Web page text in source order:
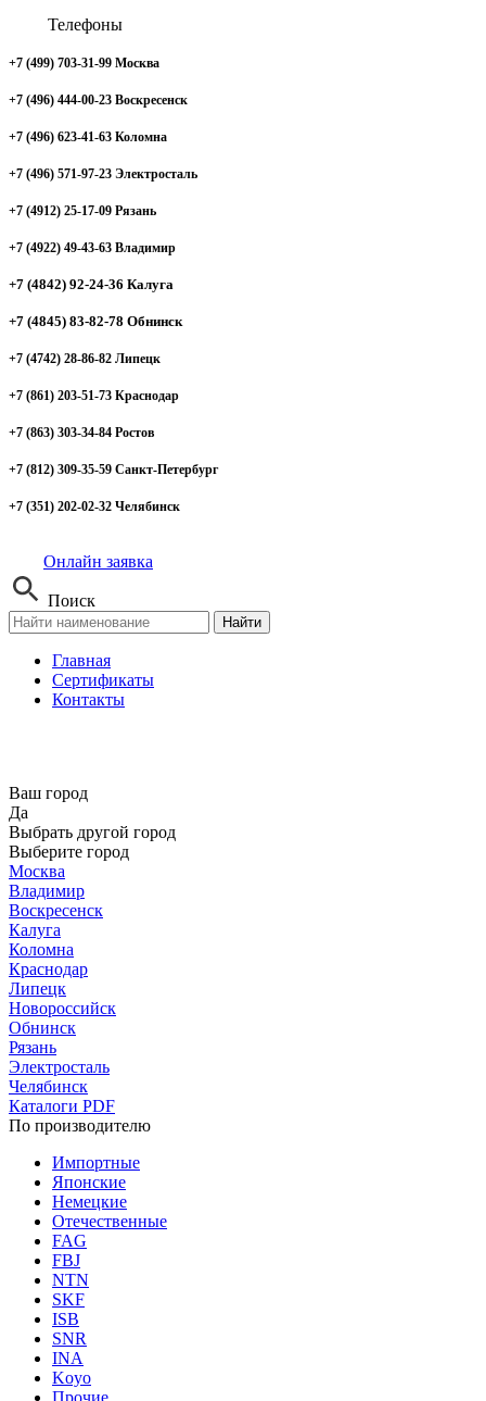
Телефоны
+7 (499) 703-31-99 Москва
+7 (496) 444-00-23 Воскресенск
+7 (496) 623-41-63 Коломна
+7 (496) 571-97-23 Электросталь
+7 (4912) 25-17-09 Рязань
+7 (4922) 49-43-63 Владимир
+7 (4842) 92-24-36 Калуга
+7 (4845) 83-82-78 Обнинск
+7 (4742) 28-86-82 Липецк
+7 (861) 203-51-73 Краснодар
+7 (863) 303-34-84 Ростов
+7 (812) 309-35-59 Санкт-Петербург
+7 (351) 202-02-32 Челябинск
Онлайн заявка
Поиск
Найти
Главная
Сертификаты
Контакты
Ваш город
Да
Выбрать другой город
Выберите город
Москва
Владимир
Воскресенск
Калуга
Коломна
Краснодар
Липецк
Новороссийск
Обнинск
Рязань
Электросталь
Челябинск
Каталоги PDF
По производителю
Импортные
Японские
Немецкие
Отечественные
FAG
FBJ
NTN
SKF
ISB
SNR
INA
Koyo
Прочие